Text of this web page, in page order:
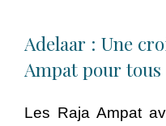
Adelaar : Une
Ampat pour tous
Les Raja Ampat